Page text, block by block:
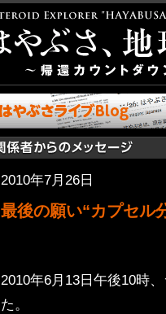
2010年7月26日
最後の願い“カプセル
2010年6月13日午後10時
た。